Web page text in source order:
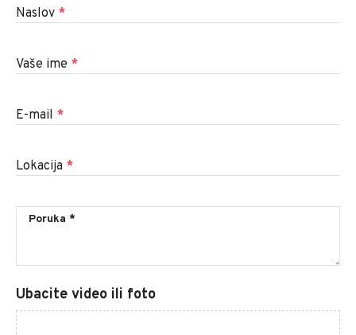
Naslov *
Vaše ime *
E-mail *
Lokacija *
Ubacite video ili foto